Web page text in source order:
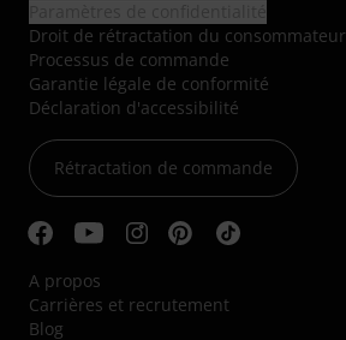
Droit de rétractation du consommateur
Processus de commande
Garantie légale de conformité
Déclaration d'accessibilité
Rétractation de commande
A propos
Carrières et recrutement
Blog